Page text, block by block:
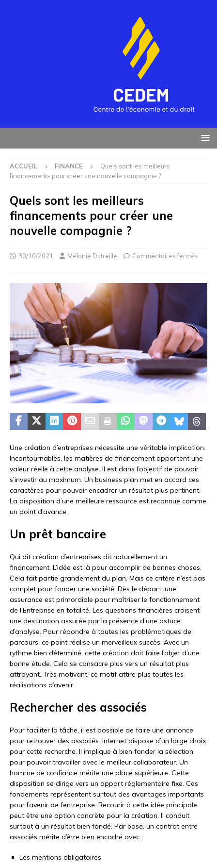
ACCUEIL FINANCE
Quels sont les meilleurs
financements pour créer une nouvelle compagnie ?
Quels sont les meilleurs
financements pour créer une
nouvelle compagnie ?
30/10/2021 Mélanie Dutreille Commentaires fermés
Une création d’entreprises nécessite une véritable implication.
Incontournables, les matières de financement apportent une
valeur réelle à cette analyse. Il est dans l’objectif de pouvoir
s’investir au maximum. Un business plan met en accord ces
caractères pour pouvoir encadrer un résultat plus pertinent.
La disposition d’une meilleure ressource est reconnue comme
un point d’avance.
Un prêt bancaire
Qui dit création d’entreprises dit naturellement un
financement. L’idée est là pour accomplir de bonnes choses.
Cela fait partie grandement du plan. Mais ce critère n’est pas
complet pour fonder une société. Dès le départ, une
assurance est primordiale pour maîtriser le fonctionnement
de l’Entreprise en totalité. Les questions financières croisent
une destination assurée par la présence d’une astuce
d’analyse. Pour répondre à toutes les problématiques de
parcours, ce point réalise un merveilleux succès. Avec un
rythme bien déterminé, cette création doit faire l’objet d’une
bonne étude. Cela se consacre plus vers un résultat plus
attrayant. Très motivant, ce motif attire plus toutes les
réalisations d’avenir.
Rechercher des associés
Pour faciliter la tâche, il est possible de faire une annonce
pour retrouver des associés. Internet dispose d’un large choix
pour cette recherche. Il implique à bien fonder la sélection
pour pouvoir travailler avec le meilleur collaborateur. Un
homme de confiance mérite une place supérieure. Cette
disposition se dirige vers un apport réglementaire fixe. Ces
fondements représentent surtout des avantages importants
pour l’avenir de l’entreprise. Recourir à cette idée principale
peut être une option concrète pour la création. Il conduit
surtout à un résultat bien fondé. Par base, un contrat entre
associés mérite d’être bien encadré avec :
Les mentions obligatoires